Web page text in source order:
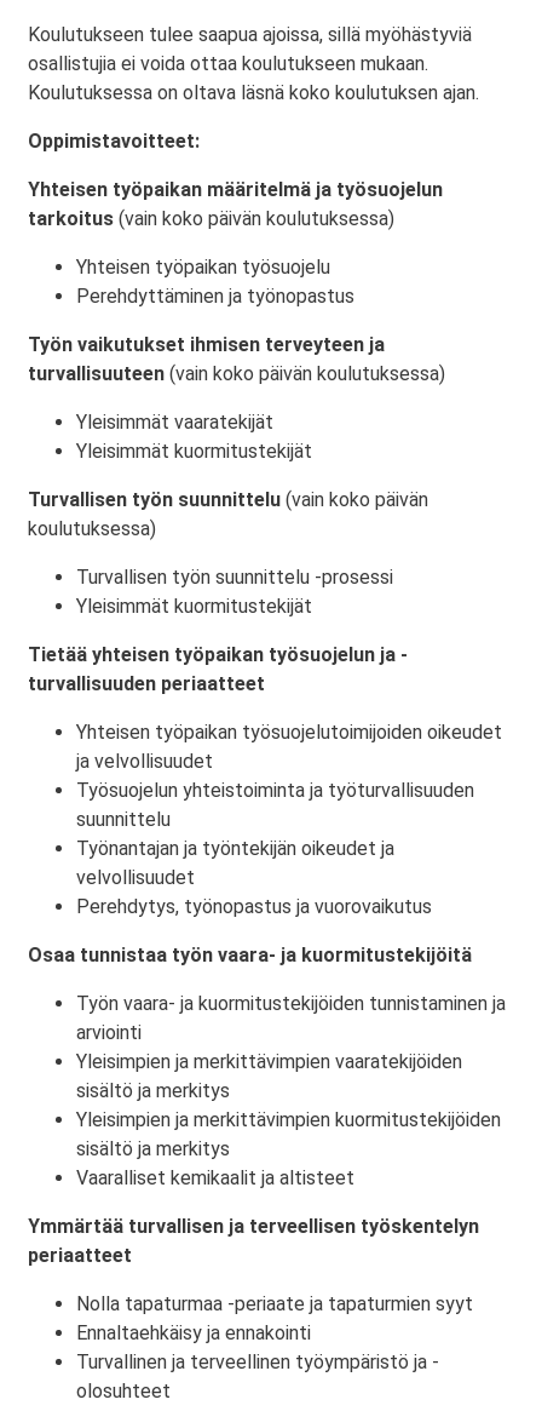
Koulutukseen tulee saapua ajoissa, sillä myöhästyviä
osallistujia ei voida ottaa koulutukseen mukaan.
Koulutuksessa on oltava läsnä koko koulutuksen ajan.
Oppimistavoitteet:
Yhteisen työpaikan määritelmä ja työsuojelun
tarkoitus (vain koko päivän koulutuksessa)
Yhteisen työpaikan työsuojelu
Perehdyttäminen ja työnopastus
Työn vaikutukset ihmisen terveyteen ja
turvallisuuteen (vain koko päivän koulutuksessa)
Yleisimmät vaaratekijät
Yleisimmät kuormitustekijät
Turvallisen työn suunnittelu (vain koko päivän
koulutuksessa)
Turvallisen työn suunnittelu -prosessi
Yleisimmät kuormitustekijät
Tietää yhteisen työpaikan työsuojelun ja -
turvallisuuden periaatteet
Yhteisen työpaikan työsuojelutoimijoiden oikeudet
ja velvollisuudet
Työsuojelun yhteistoiminta ja työturvallisuuden
suunnittelu
Työnantajan ja työntekijän oikeudet ja
velvollisuudet
Perehdytys, työnopastus ja vuorovaikutus
Osaa tunnistaa työn vaara- ja kuormitustekijöitä
Työn vaara- ja kuormitustekijöiden tunnistaminen ja
arviointi
Yleisimpien ja merkittävimpien vaaratekijöiden
sisältö ja merkitys
Yleisimpien ja merkittävimpien kuormitustekijöiden
sisältö ja merkitys
Vaaralliset kemikaalit ja altisteet
Ymmärtää turvallisen ja terveellisen työskentelyn
periaatteet
Nolla tapaturmaa -periaate ja tapaturmien syyt
Ennaltaehkäisy ja ennakointi
Turvallinen ja terveellinen työympäristö ja -
olosuhteet